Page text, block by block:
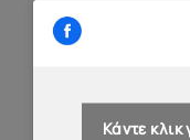
Κάντε